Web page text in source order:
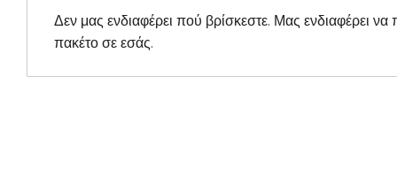
Δεν μας ενδιαφέρει πού βρίσκεστε. Μας ενδιαφέρει
πακέτο σε εσάς.